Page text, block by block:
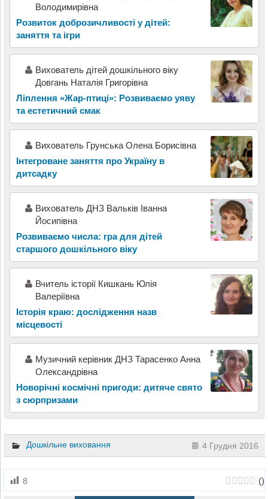
Володимирівна
Розвиток доброзичливості у дітей:
заняття та ігри
Вихователь дітей дошкільного віку
Довгань Наталія Григорівна
Ліплення «Жар-птиці»: Розвиваємо уяву
та естетичний смак
Вихователь Грунська Олена Борисівна
Інтегроване заняття про Україну в
дитсадку
Вихователь ДНЗ Вальків Іванна
Йосипівна
Розвиваємо числа: гра для дітей
старшого дошкільного віку
Вчитель історії Кишкань Юлія
Валеріївна
Історія краю: дослідження назв
місцевості
Музичний керівник ДНЗ Тарасенко Анна
Олександрівна
Новорічні космічні пригоди: дитяче свято
з сюрпризами
Дошкільне виховання 4 Грудня 2016
8 ()